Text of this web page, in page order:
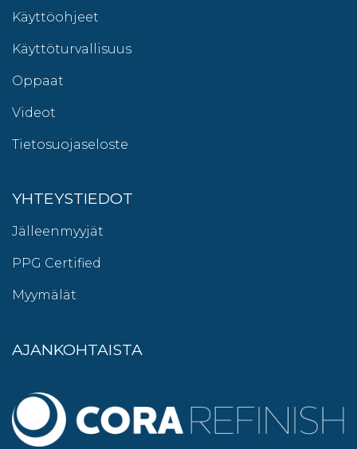
Käyttöohjeet
Käyttöturvallisuus
Oppaat
Videot
Tietosuojaseloste
YHTEYSTIEDOT
Jälleenmyyjät
PPG Certified
Myymälät
AJANKOHTAISTA